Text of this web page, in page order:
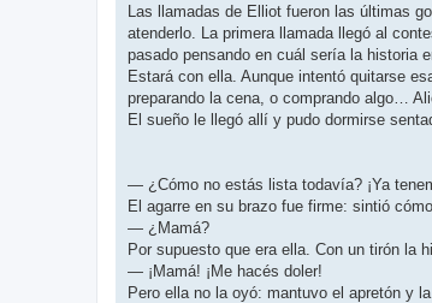
Las llamadas de Elliot fueron las últimas
atenderlo. La primera llamada llegó al
pasado pensando en cuál sería la historia
Estará con ella. Aunque intentó quitarse
preparando la cena, o comprando algo…
El sueño le llegó allí y pudo dormirse
— ¿Cómo no estás lista todavía? ¡Ya
El agarre en su brazo fue firme: sintió
— ¿Mamá?
Por supuesto que era ella. Con un tirón la
— ¡Mamá! ¡Me hacés doler!
Pero ella no la oyó: mantuvo el apretón y